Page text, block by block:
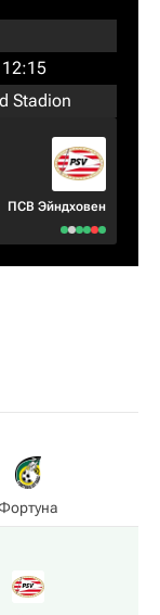
Stadion
ПСВ Эйндховен